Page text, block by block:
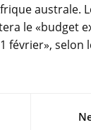
australe.
le «budget
février», selon